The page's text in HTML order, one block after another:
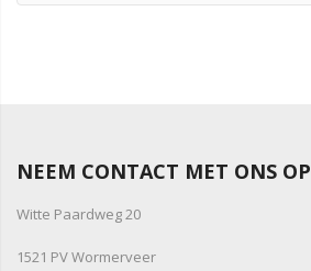
NEEM CONTACT MET ONS OP
Witte Paardweg 20
1521 PV Wormerveer